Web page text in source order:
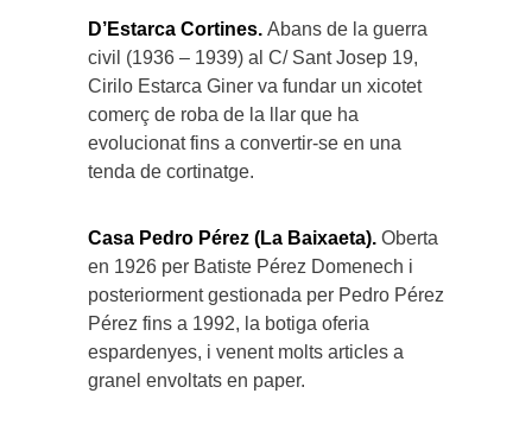
D’Estarca Cortines. Abans de la guerra
civil (1936 – 1939) al C/ Sant Josep 19,
Cirilo Estarca Giner va fundar un xicotet
comerç de roba de la llar que ha
evolucionat fins a convertir-se en una
tenda de cortinatge.
Casa Pedro Pérez (La Baixaeta). Oberta
en 1926 per Batiste Pérez Domenech i
posteriorment gestionada per Pedro Pérez
Pérez fins a 1992, la botiga oferia
espardenyes, i venent molts articles a
granel envoltats en paper.